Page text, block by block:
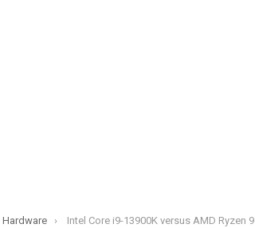
Hardware Intel Core i9-13900K versus AMD Ryzen 9 7950X